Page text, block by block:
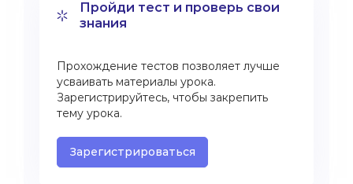
Пройди тест и проверь свои
знания
Прохождение тестов позволяет лучше
усваивать материалы урока.
Зарегистрируйтесь, чтобы закрепить
тему урока.
Зарегистрироваться